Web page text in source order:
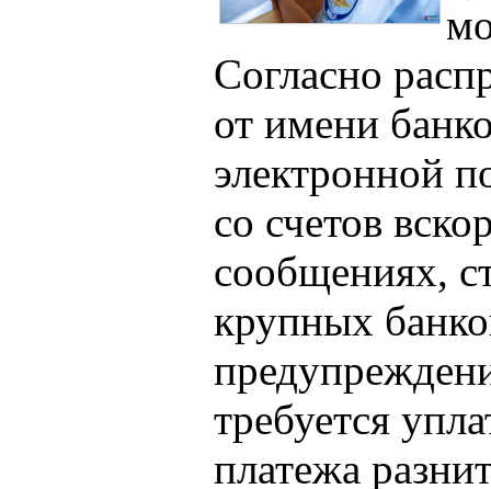
Согласно
от имени
электронной
со счетов
сообщениях,
крупных
требуется
платежа